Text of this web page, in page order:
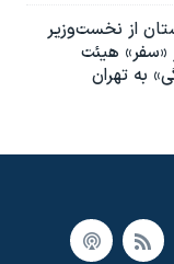
از نخست‌وزیر
«سفر» هیئت
به تهران